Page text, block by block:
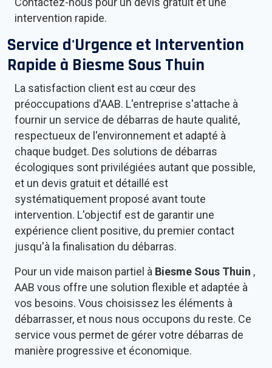
intervention rapide.
Service d'Urgence et Intervention
Rapide à Biesme Sous Thuin
La satisfaction client est au cœur des
préoccupations d'AAB. L'entreprise s'attache à
fournir un service de débarras de haute qualité,
respectueux de l'environnement et adapté à
chaque budget. Des solutions de débarras
écologiques sont privilégiées autant que possible,
et un devis gratuit et détaillé est
systématiquement proposé avant toute
intervention. L'objectif est de garantir une
expérience client positive, du premier contact
jusqu'à la finalisation du débarras.
Pour un vide maison partiel à Biesme Sous Thuin ,
AAB vous offre une solution flexible et adaptée à
vos besoins. Vous choisissez les éléments à
débarrasser, et nous nous occupons du reste. Ce
service vous permet de gérer votre débarras de
manière progressive et économique.